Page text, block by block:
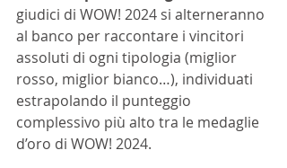
giudici di WOW! 2024 si alterneranno
al banco per raccontare i vincitori
assoluti di ogni tipologia (miglior
rosso, miglior bianco…), individuati
estrapolando il punteggio
complessivo più alto tra le medaglie
d’oro di WOW! 2024.